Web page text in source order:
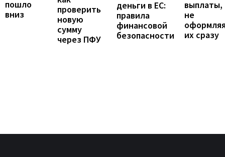
пошло
вниз
проверить
новую
сумму
через ПФУ
деньги в ЕС:
правила
финансовой
безопасности
выплаты,
не
их сразу